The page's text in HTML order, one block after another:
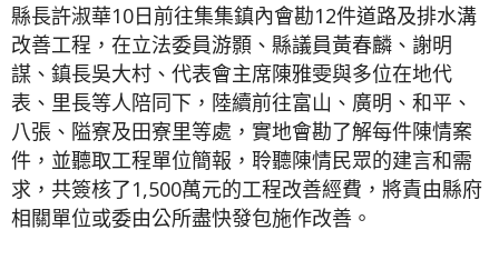
縣長許淑華10日前往集集鎮內會勘12件道路及排水溝
改善工程，在立法委員游顥、縣議員黃春麟、謝明
謀、鎮長吳大村、代表會主席陳雅雯與多位在地代
表、里長等人陪同下，陸續前往富山、廣明、和平、
八張、隘寮及田寮里等處，實地會勘了解每件陳情案
件，並聽取工程單位簡報，聆聽陳情民眾的建言和需
求，共簽核了1,500萬元的工程改善經費，將責由縣府
相關單位或委由公所盡快發包施作改善。